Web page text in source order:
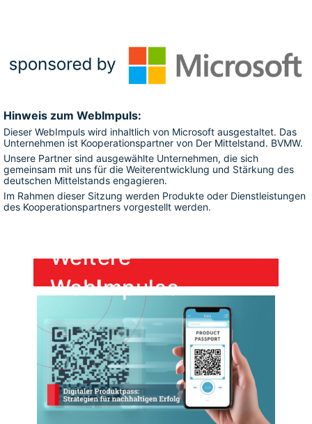
Hinweis zum WebImpuls:
Dieser WebImpuls wird inhaltlich von Microsoft ausgestaltet. Das
Unternehmen ist Kooperationspartner von Der Mittelstand. BVMW.
Unsere Partner sind ausgewählte Unternehmen, die sich
gemeinsam mit uns für die Weiterentwicklung und Stärkung des
deutschen Mittelstands engagieren.
Im Rahmen dieser Sitzung werden Produkte oder Dienstleistungen
des Kooperationspartners vorgestellt werden.
Weitere
WebImpulse